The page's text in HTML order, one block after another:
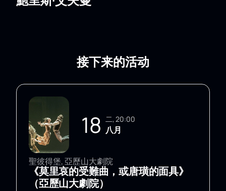
接下来的活动
18 二, 20:00
八月
聖彼得堡, 亞歷山大劇院
《莫里哀的受難曲，或唐璜的面具》
（亞歷山大劇院）